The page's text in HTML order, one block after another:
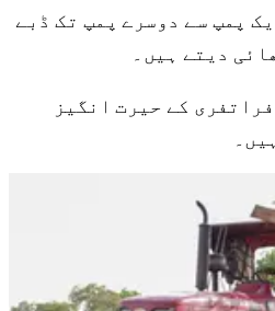
پمپ سے دوسرے پمپ تک ڈبے
دیتے ہیں۔
کے حیرت انگیز